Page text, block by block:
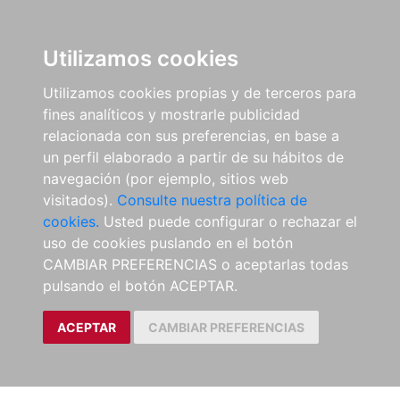
Utilizamos cookies
Utilizamos cookies propias y de terceros para
fines analíticos y mostrarle publicidad
relacionada con sus preferencias, en base a
un perfil elaborado a partir de su hábitos de
navegación (por ejemplo, sitios web
visitados). Consulte nuestra política de
cookies. Usted puede configurar o rechazar el
uso de cookies puslando en el botón
CAMBIAR PREFERENCIAS o aceptarlas todas
pulsando el botón ACEPTAR.
ACEPTAR CAMBIAR PREFERENCIAS